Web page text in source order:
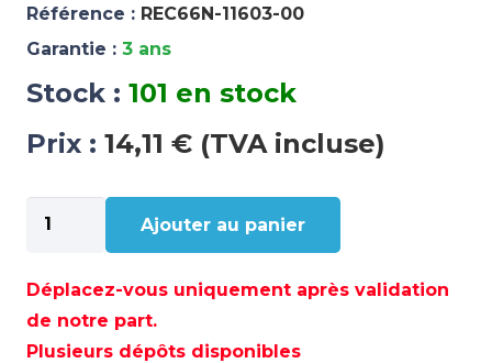
Référence : REC66N-11603-00
Garantie : 3 ans
Stock : 101 en stock
Prix : 14,11 € (TVA incluse)
quantité
de
DE
SEGMENTS
-
Ajouter au panier
Déplacez-vous uniquement après validation
de notre part.
Plusieurs dépôts disponibles